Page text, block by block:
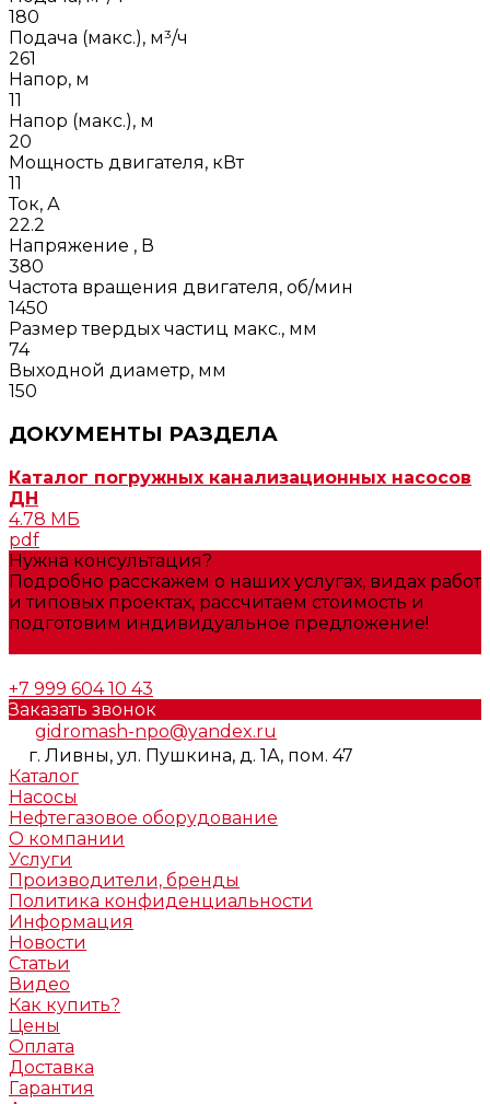
180
Подача (макс.), м³/ч
261
Напор, м
11
Напор (макс.), м
20
Мощность двигателя, кВт
11
Ток, А
22.2
Напряжение , В
380
Частота вращения двигателя, об/мин
1450
Размер твердых частиц макс., мм
74
Выходной диаметр, мм
150
ДОКУМЕНТЫ РАЗДЕЛА
Каталог погружных канализационных насосов
ДН
4.78 МБ
pdf
Нужна консультация?
Подробно расскажем о наших услугах, видах работ
и типовых проектах, рассчитаем стоимость и
подготовим индивидуальное предложение!
+7 999 604 10 43
Заказать звонок
gidromash-npo@yandex.ru
г. Ливны, ул. Пушкина, д. 1А, пом. 47
Каталог
Насосы
Нефтегазовое оборудование
О компании
Услуги
Производители, бренды
Политика конфиденциальности
Информация
Новости
Статьи
Видео
Как купить?
Цены
Оплата
Доставка
Гарантия